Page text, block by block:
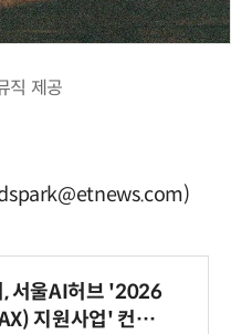
직 제공
, 서울AI허브 '2026
지원사업' 컨소